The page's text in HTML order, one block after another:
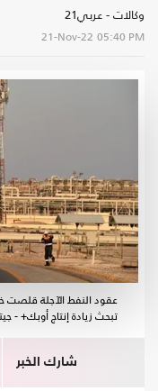
وكالات - عربي21
21-Nov-22 05:40 PM
عقود النفط الآجلة قلصت
تبحث زيادة إنتاج أوبك+ -
شارك الخبر